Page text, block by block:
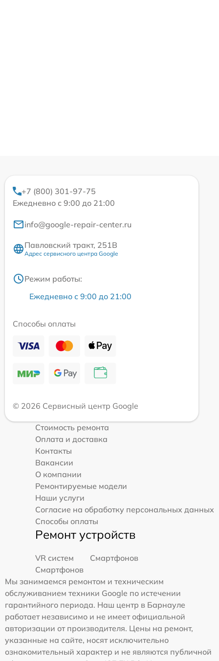
+7 (800) 301-97-75
Ежедневно с 9:00 до 21:00
info@google-repair-center.ru
Павловский тракт, 251В
Адрес сервисного центра Google
Режим работы:
Ежедневно с 9:00 до 21:00
Способы оплаты
© 2026 Сервисный центр Google
Стоимость ремонта
Оплата и доставка
Контакты
Вакансии
О компании
Ремонтируемые модели
Наши услуги
Согласие на обработку персональных данных
Способы оплаты
Ремонт устройств
VR систем
Смартфонов
Смартфонов
Мы занимаемся ремонтом и техническим
обслуживанием техники Google по истечении
гарантийного периода. Наш центр в Барнауле
работает независимо и не имеет официальной
авторизации от производителя. Цены на ремонт,
указанные на сайте, носят исключительно
ознакомительный характер и не являются публичной